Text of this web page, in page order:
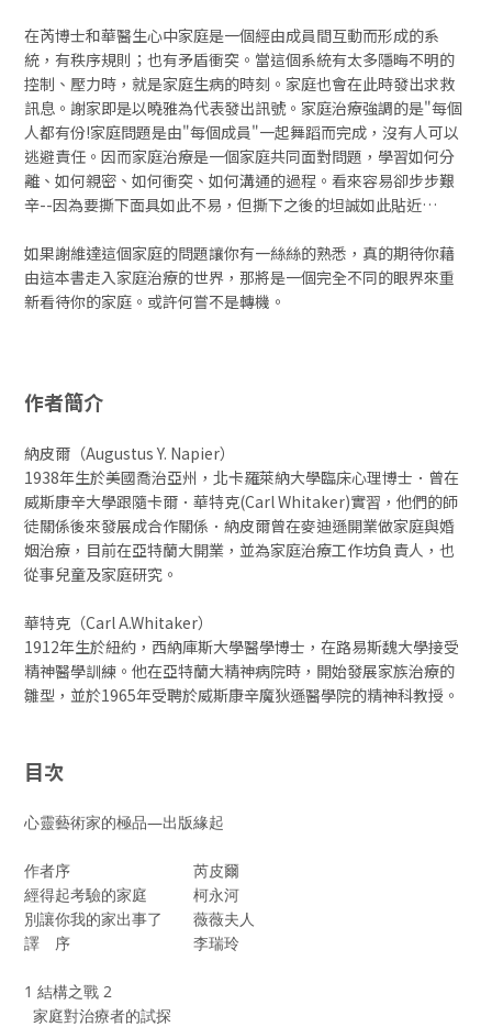
在芮博士和華醫生心中家庭是一個經由成員間互動而形成的系
統，有秩序規則；也有矛盾衝突。當這個系統有太多隱晦不明的
控制、壓力時，就是家庭生病的時刻。家庭也會在此時發出求救
訊息。謝家即是以曉雅為代表發出訊號。家庭治療強調的是"每個
人都有份!家庭問題是由"每個成員"一起舞蹈而完成，沒有人可以
逃避責任。因而家庭治療是一個家庭共同面對問題，學習如何分
離、如何親密、如何衝突、如何溝通的過程。看來容易卻步步艱
辛--因為要撕下面具如此不易，但撕下之後的坦誠如此貼近…
如果謝維達這個家庭的問題讓你有一絲絲的熟悉，真的期待你藉
由這本書走入家庭治療的世界，那將是一個完全不同的眼界來重
新看待你的家庭。或許何嘗不是轉機。
作者簡介
納皮爾（Augustus Y. Napier）
1938年生於美國喬治亞州，北卡羅萊納大學臨床心理博士．曾在
威斯康辛大學跟隨卡爾．華特克(Carl Whitaker)實習，他們的師
徒關係後來發展成合作關係．納皮爾曾在麥迪遜開業做家庭與婚
姻治療，目前在亞特蘭大開業，並為家庭治療工作坊負責人，也
從事兒童及家庭研究。
華特克（Carl A.Whitaker）
1912年生於紐約，西納庫斯大學醫學博士，在路易斯魏大學接受
精神醫學訓練。他在亞特蘭大精神病院時，開始發展家族治療的
雛型，並於1965年受聘於威斯康辛魔狄遜醫學院的精神科教授。
目次
心靈藝術家的極品—出版緣起
作者序 芮皮爾
經得起考驗的家庭 柯永河
別讓你我的家出事了 薇薇夫人
譯 序 李瑞玲
1 結構之戰 2
家庭對治療者的試探